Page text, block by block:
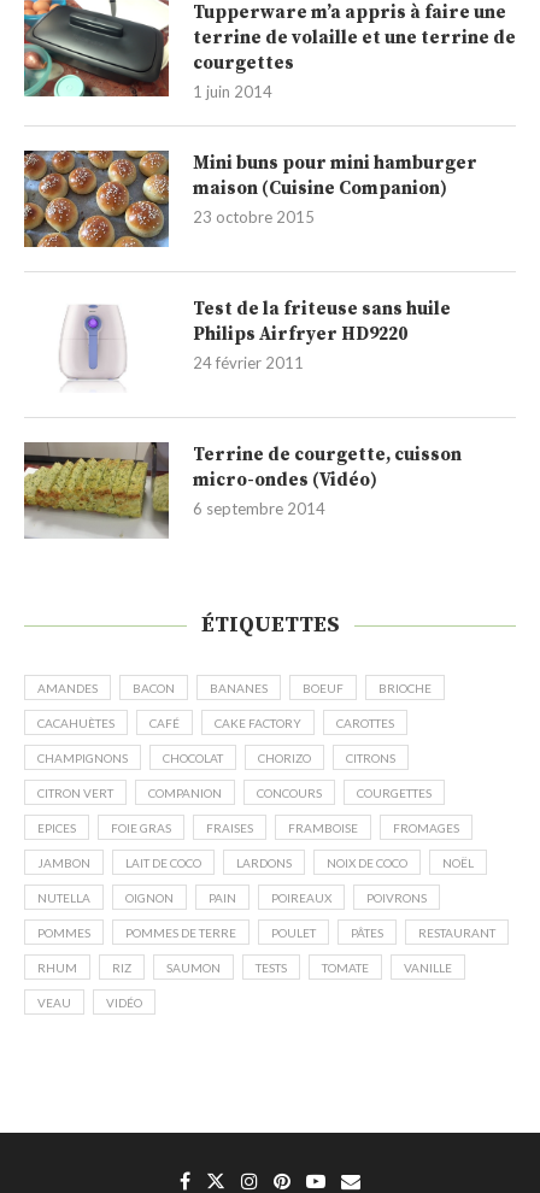
Tupperware m’a appris à faire une
terrine de volaille et une terrine de
courgettes
1 juin 2014
Mini buns pour mini hamburger
maison (Cuisine Companion)
23 octobre 2015
Test de la friteuse sans huile
Philips Airfryer HD9220
24 février 2011
Terrine de courgette, cuisson
micro-ondes (Vidéo)
6 septembre 2014
ÉTIQUETTES
AMANDES BACON BANANES BOEUF BRIOCHE
CACAHUÈTES CAFÉ CAKE FACTORY CAROTTES
CHAMPIGNONS CHOCOLAT CHORIZO CITRONS
CITRON VERT COMPANION CONCOURS COURGETTES
EPICES FOIE GRAS FRAISES FRAMBOISE FROMAGES
JAMBON LAIT DE COCO LARDONS NOIX DE COCO NOËL
NUTELLA OIGNON PAIN POIREAUX POIVRONS
POMMES POMMES DE TERRE POULET PÂTES RESTAURANT
RHUM RIZ SAUMON TESTS TOMATE VANILLE
VEAU VIDÉO